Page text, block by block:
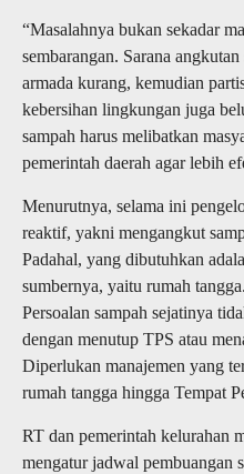
“Masalahnya bukan sekadar
sembarangan. Sarana
armada kurang, kemudian
kebersihan lingkungan juga
sampah harus melibatkan
pemerintah daerah agar lebih
Menurutnya, selama ini
reaktif, yakni mengangkut
Padahal, yang dibutuhkan
sumbernya, yaitu rumah
Persoalan sampah sejatinya
dengan menutup TPS atau
Diperlukan manajemen yang
rumah tangga hingga Tempat
RT dan pemerintah kelurahan
mengatur jadwal pembuangan